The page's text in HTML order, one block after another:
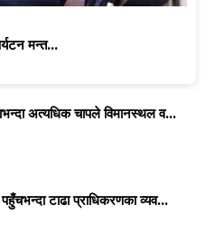
मन्त...
अत्यधिक चापले विमानस्थल व...
पहुँचभन्दा टाढा प्राधिकरणका व्यव...